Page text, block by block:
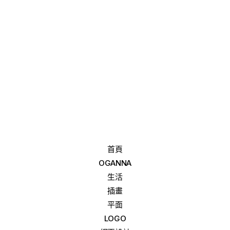
首頁
OGANNA
生活
插畫
平面
LOGO